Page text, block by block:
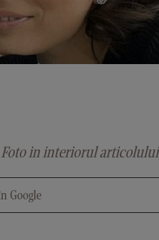
Foto in interiorul articolului
Google